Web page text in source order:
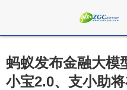
蚂蚁发布金融大模
小宝2.0、支小助